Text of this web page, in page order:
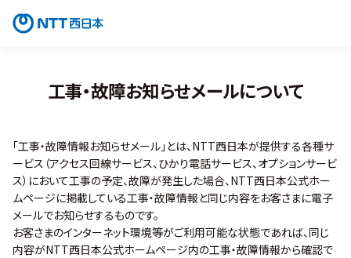
工事・故障お知らせメールについて
「工事・故障情報お知らせメール」とは、NTT西日本が提供する各種サ
ービス（アクセス回線サービス、ひかり電話サービス、オプションサービ
ス）において工事の予定、故障が発生した場合、NTT西日本公式ホー
ムページに掲載している工事・故障情報と同じ内容をお客さまに電子
メールでお知らせするものです。
お客さまのインターネット環境等がご利用可能な状態であれば、同じ
内容がNTT西日本公式ホームページ内の工事・故障情報から確認で